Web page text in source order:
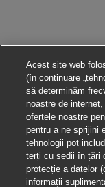
Acest site web
(în continuare
să determinăm
noastre de
ofertele noastre
pentru a ne sprijini
tehnologii pot
terți cu sedii în țări
protecție a datelor
informații